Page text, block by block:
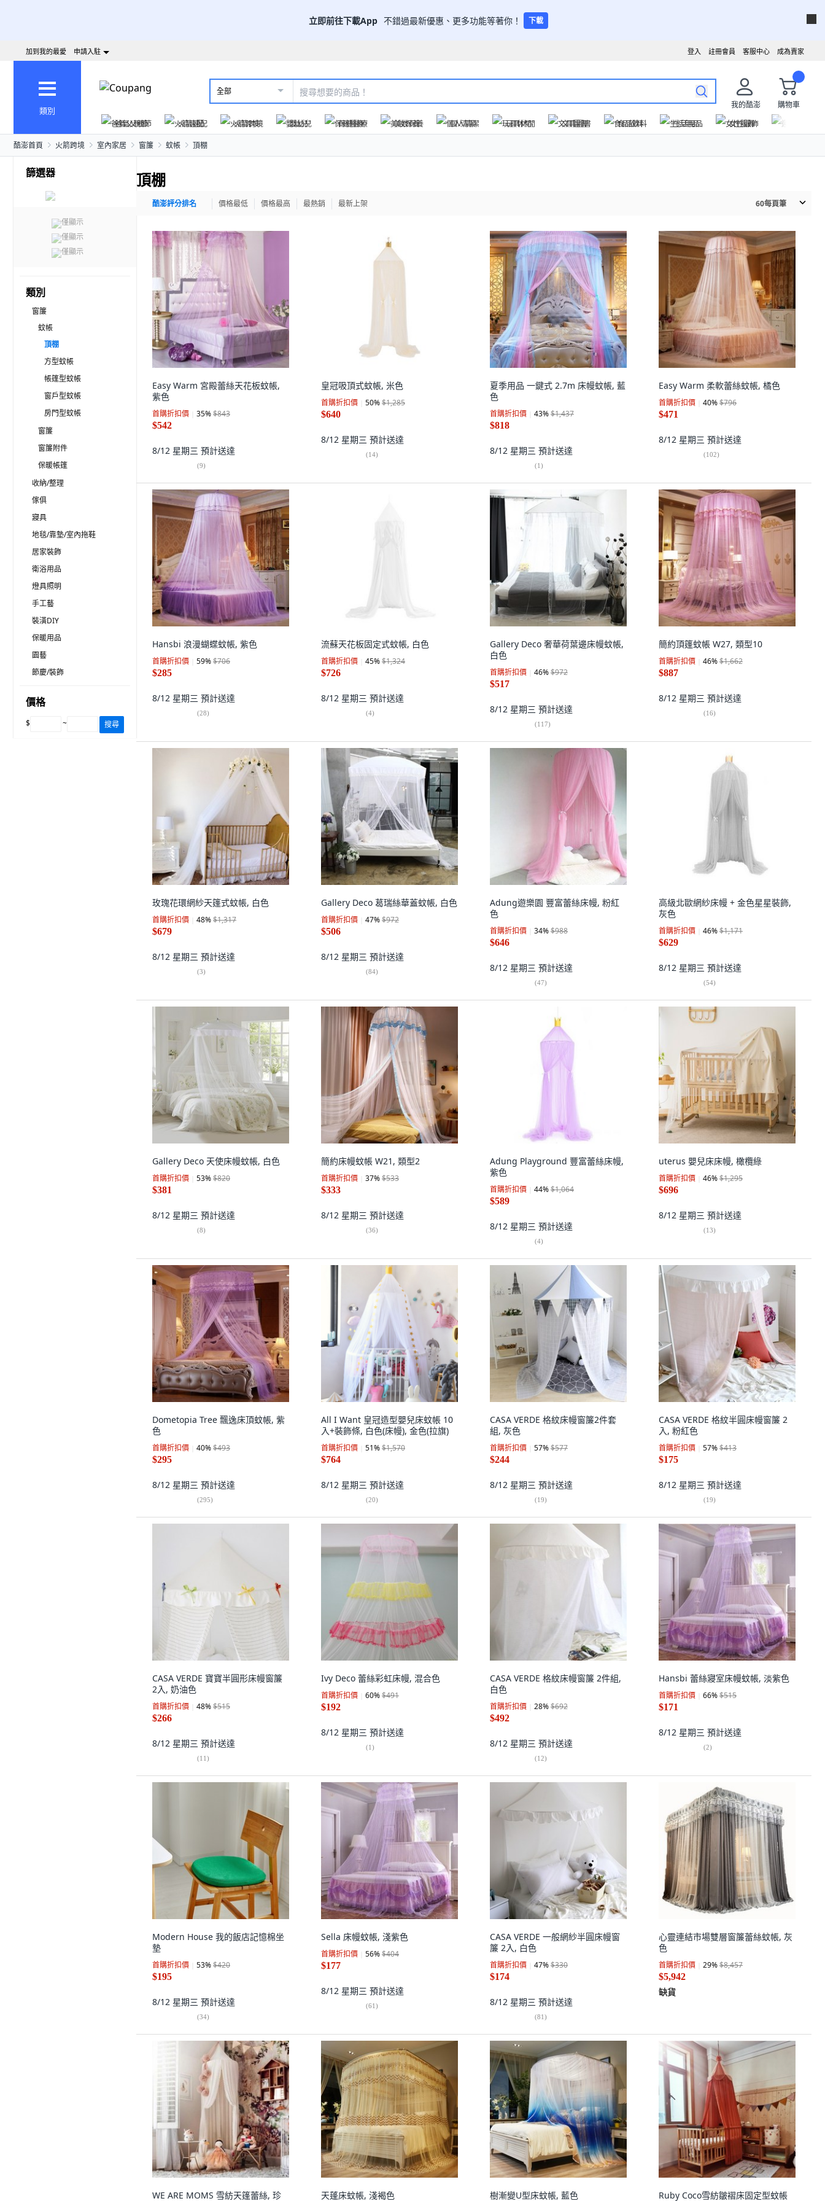
立即前往下載App 不錯過最新優惠、更多功能等著你！ 下載
成為賣家
客服中心
註冊會員
登入
加到我的最愛 申請入駐
類別
全部
我的酷澎
購物車
爸氣父親節
火箭速配 火箭跨境 嬰幼兒 保健醫療 美妝保養 個人清潔 玩具休閒 文具圖書 食品飲料 生活用品 女性服飾
酷澎首頁 火箭跨境 室內家居 窗簾 蚊帳 頂棚
篩選器
僅顯示
僅顯示
僅顯示
類別
窗簾
蚊帳
頂棚
方型蚊帳
帳篷型蚊帳
窗戶型蚊帳
房門型蚊帳
窗簾
窗簾附件
保暖帳篷
收納/整理
傢俱
寢具
地毯/靠墊/室內拖鞋
居家裝飾
衛浴用品
燈具照明
手工藝
裝潢DIY
保暖用品
園藝
節慶/裝飾
價格
$ ~ 搜尋
頂棚
酷澎評分排名 價格最低 價格最高 最熱銷 最新上架 60每頁筆
Easy Warm 宮殿蕾絲天花板蚊帳,
紫色
首購折扣價 35%$843
$542
8/12 星期三 預計送達
(9)
皇冠吸頂式蚊帳, 米色
首購折扣價 50%$1,285
$640
8/12 星期三 預計送達
(14)
夏季用品 一鍵式 2.7m 床幔蚊帳, 藍
色
首購折扣價 43%$1,437
$818
8/12 星期三 預計送達
(1)
Easy Warm 柔軟蕾絲蚊帳, 橘色
首購折扣價 40%$796
$471
8/12 星期三 預計送達
(102)
Hansbi 浪漫蝴蝶蚊帳, 紫色
首購折扣價 59%$706
$285
8/12 星期三 預計送達
(28)
流蘇天花板固定式蚊帳, 白色
首購折扣價 45%$1,324
$726
8/12 星期三 預計送達
(4)
Gallery Deco 奢華荷葉邊床幔蚊帳,
白色
首購折扣價 46%$972
$517
8/12 星期三 預計送達
(117)
簡約頂篷蚊帳 W27, 類型10
首購折扣價 46%$1,662
$887
8/12 星期三 預計送達
(16)
玫瑰花環網紗天篷式蚊帳, 白色
首購折扣價 48%$1,317
$679
8/12 星期三 預計送達
(3)
Gallery Deco 葛瑞絲華蓋蚊帳, 白色
首購折扣價 47%$972
$506
8/12 星期三 預計送達
(84)
Adung遊樂園 豐富蕾絲床幔, 粉紅
色
首購折扣價 34%$988
$646
8/12 星期三 預計送達
(47)
高級北歐網紗床幔 + 金色星星裝飾,
灰色
首購折扣價 46%$1,171
$629
8/12 星期三 預計送達
(54)
Gallery Deco 天使床幔蚊帳, 白色
首購折扣價 53%$820
$381
8/12 星期三 預計送達
(8)
簡約床幔蚊帳 W21, 類型2
首購折扣價 37%$533
$333
8/12 星期三 預計送達
(36)
Adung Playground 豐富蕾絲床幔,
紫色
首購折扣價 44%$1,064
$589
8/12 星期三 預計送達
(4)
uterus 嬰兒床床幔, 橄欖綠
首購折扣價 46%$1,295
$696
8/12 星期三 預計送達
(13)
Dometopia Tree 飄逸床頂蚊帳, 紫
色
首購折扣價 40%$493
$295
8/12 星期三 預計送達
(295)
All I Want 皇冠造型嬰兒床蚊帳 10
入+裝飾條, 白色(床幔), 金色(拉旗)
首購折扣價 51%$1,570
$764
8/12 星期三 預計送達
(20)
CASA VERDE 格紋床幔窗簾2件套
組, 灰色
首購折扣價 57%$577
$244
8/12 星期三 預計送達
(19)
CASA VERDE 格紋半圓床幔窗簾 2
入, 粉紅色
首購折扣價 57%$413
$175
8/12 星期三 預計送達
(19)
CASA VERDE 寶寶半圓形床幔窗簾
2入, 奶油色
首購折扣價 48%$515
$266
8/12 星期三 預計送達
(11)
Ivy Deco 蕾絲彩虹床幔, 混合色
首購折扣價 60%$491
$192
8/12 星期三 預計送達
(1)
CASA VERDE 格紋床幔窗簾 2件組,
白色
首購折扣價 28%$692
$492
8/12 星期三 預計送達
(12)
Hansbi 蕾絲寢室床幔蚊帳, 淡紫色
首購折扣價 66%$515
$171
8/12 星期三 預計送達
(2)
Modern House 我的飯店記憶棉坐
墊
首購折扣價 53%$420
$195
8/12 星期三 預計送達
(34)
Sella 床幔蚊帳, 淺紫色
首購折扣價 56%$404
$177
8/12 星期三 預計送達
(61)
CASA VERDE 一般網紗半圓床幔窗
簾 2入, 白色
首購折扣價 47%$330
$174
8/12 星期三 預計送達
(81)
心靈連結市場雙層窗簾蕾絲蚊帳, 灰
色
首購折扣價 29%$8,457
$5,942
缺貨
WE ARE MOMS 雪紡天篷蕾絲, 珍
天蓬床蚊帳, 淺褐色 樹漸變U型床蚊帳, 藍色
Ruby Coco雪紡皺褶床固定型蚊帳